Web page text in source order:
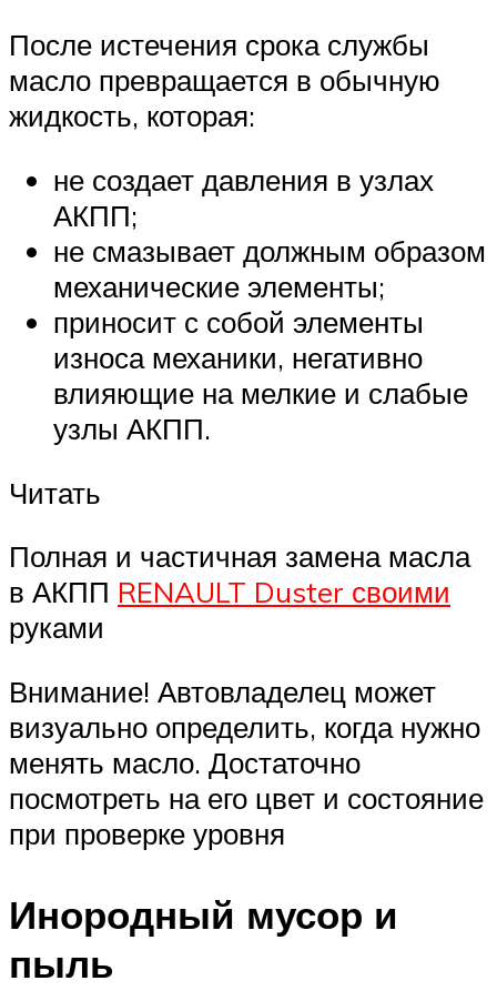
После истечения срока службы
масло превращается в обычную
жидкость, которая:
не создает давления в узлах
АКПП;
не смазывает должным образом
механические элементы;
приносит с собой элементы
износа механики, негативно
влияющие на мелкие и слабые
узлы АКПП.
Читать
Полная и частичная замена масла
в АКПП RENAULT Duster своими
руками
Внимание! Автовладелец может
визуально определить, когда нужно
менять масло. Достаточно
посмотреть на его цвет и состояние
при проверке уровня
Инородный мусор и
пыль